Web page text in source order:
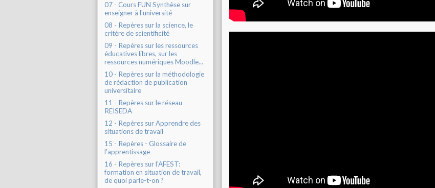
07 - Cours FUN Synthèse sur
enseigner à l'université
08 - Repères sur la science, le
critère de scientificité
09 - Repères sur les ressources
éducatives libres, sur les
ressources numériques Moodle...
10 - Repères sur la méthodologie
de rédaction de publication
universitaire
11 - Repères sur le réseau
REISEDA
12 - Repères sur Apprendre des
situations de travail
15 - Repères - Glossaire de
l'apprentissage
16 - Repères sur l'AFEST:
formation en situation de travail,
de quoi parle-t-on ?